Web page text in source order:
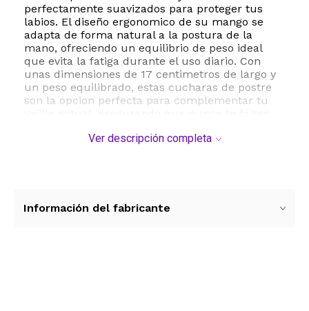
perfectamente suavizados para proteger tus
labios. El diseño ergonomico de su mango se
adapta de forma natural a la postura de la
mano, ofreciendo un equilibrio de peso ideal
que evita la fatiga durante el uso diario. Con
unas dimensiones de 17 centimetros de largo y
un peso equilibrado, estas cucharas de postre
son la opcion perfecta para complementar tu
INTERNACIONALES.
Ver descripción completa
Información del fabricante